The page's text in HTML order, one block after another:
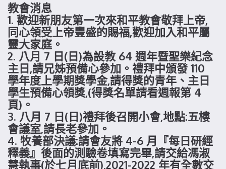
教會消息
1. 歡迎新朋友第一次來和平教會敬拜上帝,
同心領受上帝豐盛的賜福,歡迎加入和平屬
靈大家庭。
2. 八月 7 日(日)為設教 64 週年暨聖樂紀念
主日,請兄姊預備心參加。禮拜中頒發 110
學年度上學期獎學金,請得獎的青年、主日
學生預備心領獎,(得獎名單請看週報第 4
頁)。
3. 八月 7 日(日)禮拜後召開小會,地點:五樓
會議室,請長老參加。
4. 牧養部決議:請會友將 4-6 月『每日研經
釋義』後面的測驗卷填寫完畢,請交給馮淑
慧執事(於七月底前),2021-2022 年有全數交